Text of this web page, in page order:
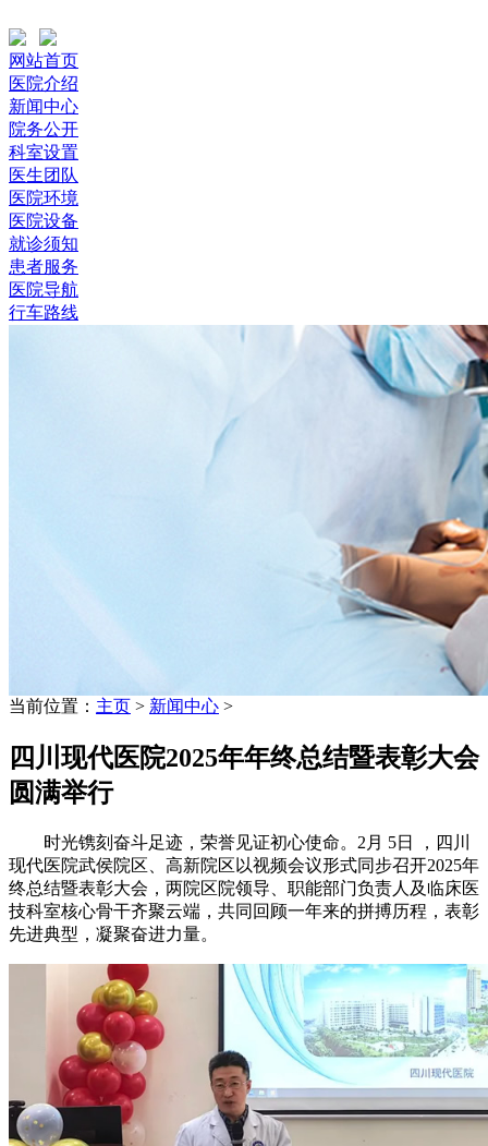
网站首页
医院介绍
新闻中心
院务公开
科室设置
医生团队
医院环境
医院设备
就诊须知
患者服务
医院导航
行车路线
当前位置： 主页 > 新闻中心 >
四川现代医院2025年年终总结暨表彰大会
圆满举行
时光镌刻奋斗足迹，荣誉见证初心使命。2月 5日 ，四川
现代医院武侯院区、高新院区以视频会议形式同步召开2025年
终总结暨表彰大会，两院区院领导、职能部门负责人及临床医
技科室核心骨干齐聚云端，共同回顾一年来的拼搏历程，表彰
先进典型，凝聚奋进力量。